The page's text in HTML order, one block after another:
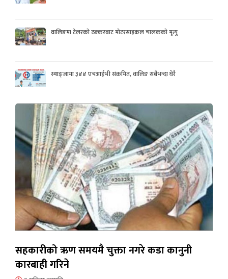
वालिङमा टेलरको ठक्करबाट मोटरसाइकल चालकको मृत्यु
स्याङ्जामा ३४४ एचआईभी संक्रमित, वालिङ सबैभन्दा धेरै
सहकारीको ऋण समयमै चुक्ता नगरे कडा कानुनी
कारबाही गरिने